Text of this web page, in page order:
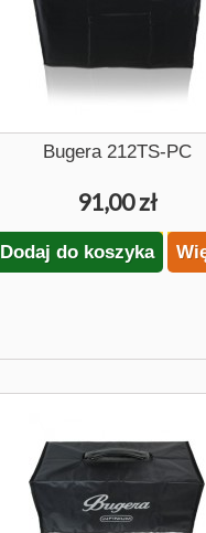
Bugera 212TS-PC
91,00 zł
Dodaj do koszyka